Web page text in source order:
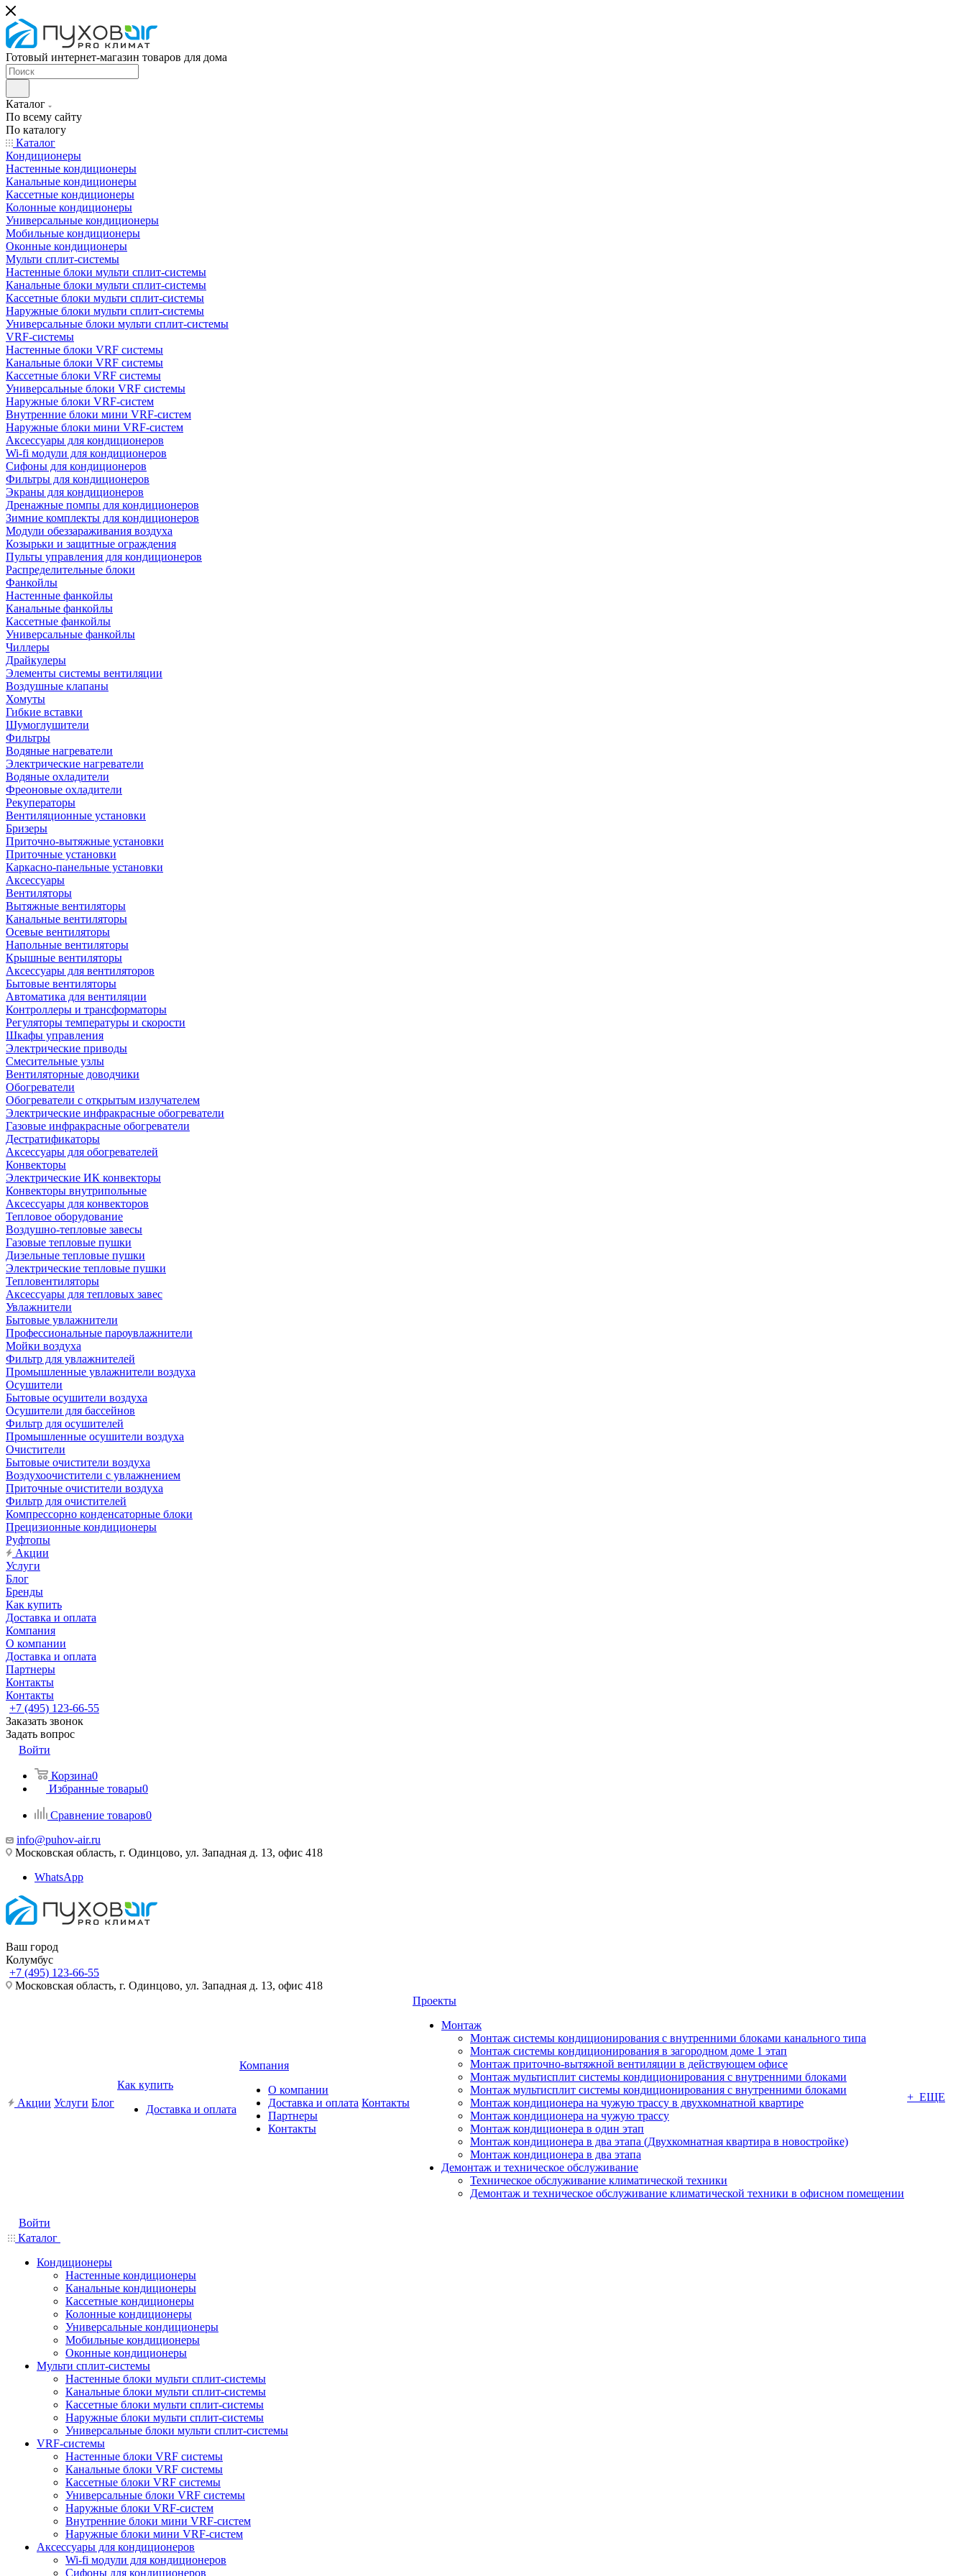
Готовый интернет-магазин товаров для дома
Каталог
По всему сайту
По каталогу
Каталог
Кондиционеры
Настенные кондиционеры
Канальные кондиционеры
Кассетные кондиционеры
Колонные кондиционеры
Универсальные кондиционеры
Мобильные кондиционеры
Оконные кондиционеры
Мульти сплит-системы
Настенные блоки мульти сплит-системы
Канальные блоки мульти сплит-системы
Кассетные блоки мульти сплит-системы
Наружные блоки мульти сплит-системы
Универсальные блоки мульти сплит-системы
VRF-системы
Настенные блоки VRF системы
Канальные блоки VRF системы
Кассетные блоки VRF системы
Универсальные блоки VRF системы
Наружные блоки VRF-систем
Внутренние блоки мини VRF-систем
Наружные блоки мини VRF-систем
Аксессуары для кондиционеров
Wi-fi модули для кондиционеров
Сифоны для кондиционеров
Фильтры для кондиционеров
Экраны для кондиционеров
Дренажные помпы для кондиционеров
Зимние комплекты для кондиционеров
Модули обеззараживания воздуха
Козырьки и защитные ограждения
Пульты управления для кондиционеров
Распределительные блоки
Фанкойлы
Настенные фанкойлы
Канальные фанкойлы
Кассетные фанкойлы
Универсальные фанкойлы
Чиллеры
Драйкулеры
Элементы системы вентиляции
Воздушные клапаны
Хомуты
Гибкие вставки
Шумоглушители
Фильтры
Водяные нагреватели
Электрические нагреватели
Водяные охладители
Фреоновые охладители
Рекуператоры
Вентиляционные установки
Бризеры
Приточно-вытяжные установки
Приточные установки
Каркасно-панельные установки
Аксессуары
Вентиляторы
Вытяжные вентиляторы
Канальные вентиляторы
Осевые вентиляторы
Напольные вентиляторы
Крышные вентиляторы
Аксессуары для вентиляторов
Бытовые вентиляторы
Автоматика для вентиляции
Контроллеры и трансформаторы
Регуляторы температуры и скорости
Шкафы управления
Электрические приводы
Смесительные узлы
Вентиляторные доводчики
Обогреватели
Обогреватели с открытым излучателем
Электрические инфракрасные обогреватели
Газовые инфракрасные обогреватели
Дестратификаторы
Аксессуары для обогревателей
Конвекторы
Электрические ИК конвекторы
Конвекторы внутрипольные
Аксессуары для конвекторов
Тепловое оборудование
Воздушно-тепловые завесы
Газовые тепловые пушки
Дизельные тепловые пушки
Электрические тепловые пушки
Тепловентиляторы
Аксессуары для тепловых завес
Увлажнители
Бытовые увлажнители
Профессиональные пароувлажнители
Мойки воздуха
Фильтр для увлажнителей
Промышленные увлажнители воздуха
Осушители
Бытовые осушители воздуха
Осушители для бассейнов
Фильтр для осушителей
Промышленные осушители воздуха
Очистители
Бытовые очистители воздуха
Воздухоочистители с увлажнением
Приточные очистители воздуха
Фильтр для очистителей
Компрессорно конденсаторные блоки
Прецизионные кондиционеры
Руфтопы
Акции
Услуги
Блог
Бренды
Как купить
Доставка и оплата
Компания
О компании
Доставка и оплата
Партнеры
Контакты
Контакты
+7 (495) 123-66-55
Заказать звонок
Задать вопрос
Войти
Корзина0
Избранные товары0
Сравнение товаров0
info@puhov-air.ru
Московская область, г. Одинцово, ул. Западная д. 13, офис 418
WhatsApp
Ваш город
Колумбус
+7 (495) 123-66-55
Московская область, г. Одинцово, ул. Западная д. 13, офис 418
Акции Услуги Блог
Как купить
Доставка и оплата
Компания
О компании
Доставка и оплата
Партнеры
Контакты
Контакты
Проекты
Монтаж
Монтаж системы кондиционирования с внутренними блоками канального типа
Монтаж системы кондиционирования в загородном доме 1 этап
Монтаж приточно-вытяжной вентиляции в действующем офисе
Монтаж мультисплит системы кондиционирования с внутренними блоками
Монтаж мультисплит системы кондиционирования с внутренними блоками
Монтаж кондиционера на чужую трассу в двухкомнатной квартире
Монтаж кондиционера на чужую трассу
Монтаж кондиционера в один этап
Монтаж кондиционера в два этапа (Двухкомнатная квартира в новостройке)
Монтаж кондиционера в два этапа
Демонтаж и техническое обслуживание
Техническое обслуживание климатической техники
Демонтаж и техническое обслуживание климатической техники в офисном помещении
+ ЕЩЕ
Войти
Каталог
Кондиционеры
Настенные кондиционеры
Канальные кондиционеры
Кассетные кондиционеры
Колонные кондиционеры
Универсальные кондиционеры
Мобильные кондиционеры
Оконные кондиционеры
Мульти сплит-системы
Настенные блоки мульти сплит-системы
Канальные блоки мульти сплит-системы
Кассетные блоки мульти сплит-системы
Наружные блоки мульти сплит-системы
Универсальные блоки мульти сплит-системы
VRF-системы
Настенные блоки VRF системы
Канальные блоки VRF системы
Кассетные блоки VRF системы
Универсальные блоки VRF системы
Наружные блоки VRF-систем
Внутренние блоки мини VRF-систем
Наружные блоки мини VRF-систем
Аксессуары для кондиционеров
Wi-fi модули для кондиционеров
Сифоны для кондиционеров